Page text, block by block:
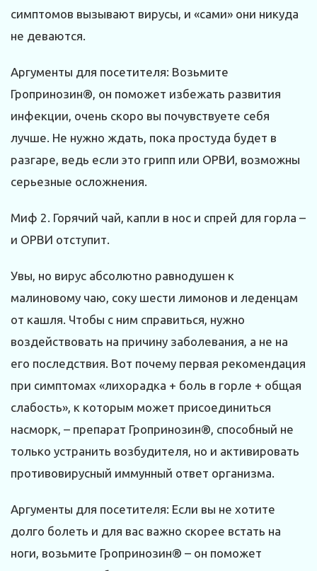
симптомов вызывают вирусы, и «сами» они никуда
не деваются.
Аргументы для посетителя: Возьмите
Гропринозин®, он поможет избежать развития
инфекции, очень скоро вы почувствуете себя
лучше. Не нужно ждать, пока простуда будет в
разгаре, ведь если это грипп или ОРВИ, возможны
серьезные осложнения.
Миф 2. Горячий чай, капли в нос и спрей для горла –
и ОРВИ отступит.
Увы, но вирус абсолютно равнодушен к
малиновому чаю, соку шести лимонов и леденцам
от кашля. Чтобы с ним справиться, нужно
воздействовать на причину заболевания, а не на
его последствия. Вот почему первая рекомендация
при симптомах «лихорадка + боль в горле + общая
слабость», к которым может присоединиться
насморк, – препарат Гропринозин®, способный не
только устранить возбудителя, но и активировать
противовирусный иммунный ответ организма.
Аргументы для посетителя: Если вы не хотите
долго болеть и для вас важно скорее встать на
ноги, возьмите Гропринозин® – он поможет